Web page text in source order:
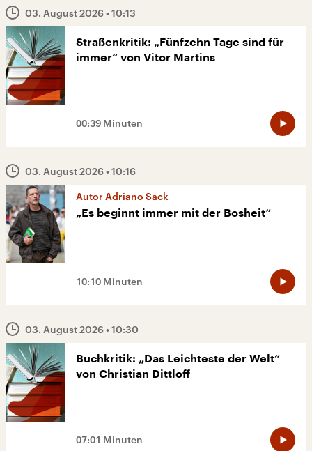
03. August 2026• 10:13
Straßenkritik: „Fünfzehn Tage sind für
immer“ von Vitor Martins
00:39 Minuten
03. August 2026• 10:16
Autor Adriano Sack
„Es beginnt immer mit der Bosheit“
10:10 Minuten
03. August 2026• 10:30
Buchkritik: „Das Leichteste der Welt“
von Christian Dittloff
07:01 Minuten